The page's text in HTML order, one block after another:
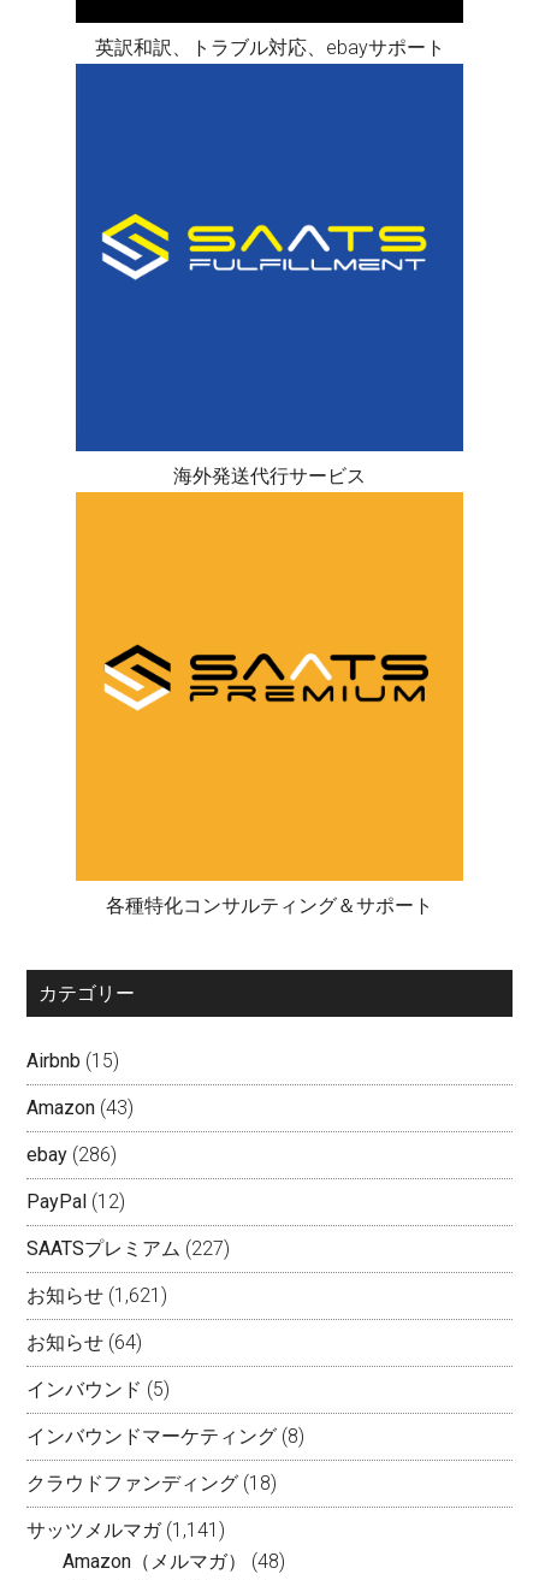
英訳和訳、トラブル対応、ebayサポート
海外発送代行サービス
各種特化コンサルティング＆サポート
カテゴリー
Airbnb (15)
Amazon (43)
ebay (286)
PayPal (12)
SAATSプレミアム (227)
お知らせ (1,621)
お知らせ (64)
インバウンド (5)
インバウンドマーケティング (8)
クラウドファンディング (18)
サッツメルマガ(1,141)
Amazon（メルマガ）
(48)